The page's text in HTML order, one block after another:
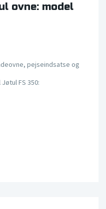
ovne: model
pejseindsatse og
FS 350: